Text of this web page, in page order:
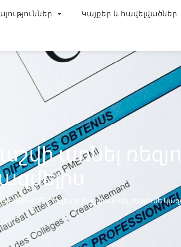
Կայքեր և հավելվածներ
առնել
մասին Ի՞նչ է պետք հաշվի առնել ռեզյումե